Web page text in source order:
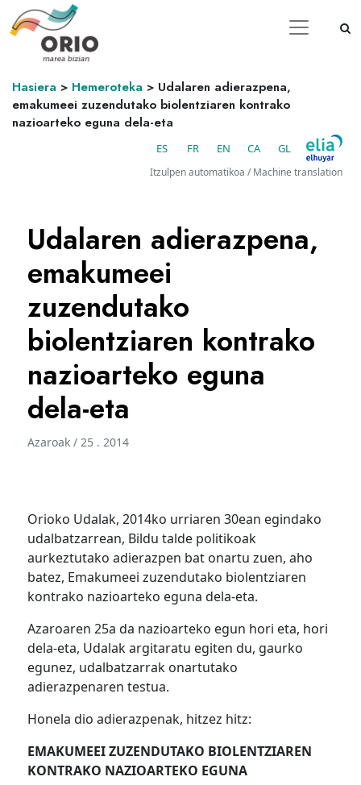
Hasiera > Hemeroteka > Udalaren adierazpena,
emakumeei zuzendutako biolentziaren kontrako
nazioarteko eguna dela-eta
ES FR EN CA GL
Itzulpen automatikoa / Machine translation
Udalaren adierazpena,
emakumeei
zuzendutako
biolentziaren kontrako
nazioarteko eguna
dela-eta
Azaroak / 25 . 2014
Orioko Udalak, 2014ko urriaren 30ean egindako
udalbatzarrean, Bildu talde politikoak
aurkeztutako adierazpen bat onartu zuen, aho
batez, Emakumeei zuzendutako biolentziaren
kontrako nazioarteko eguna dela-eta.
Azaroaren 25a da nazioarteko egun hori eta, hori
dela-eta, Udalak argitaratu egiten du, gaurko
egunez, udalbatzarrak onartutako
adierazpenaren testua.
Honela dio adierazpenak, hitzez hitz:
EMAKUMEEI ZUZENDUTAKO BIOLENTZIAREN
KONTRAKO NAZIOARTEKO EGUNA